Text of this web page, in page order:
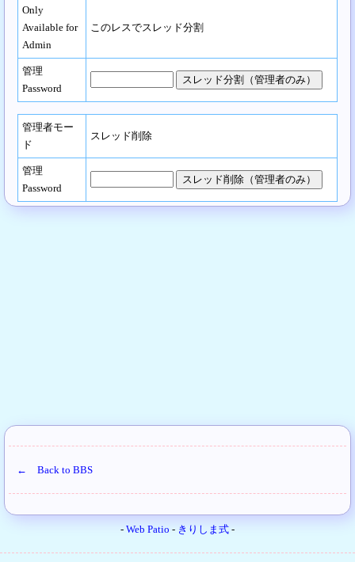
Only
Available for
Admin
このレスでスレッド分割
管理
Password
管理者モー
ド
スレッド削除
管理
Password
← Back to BBS
- Web Patio - きりしま式 -